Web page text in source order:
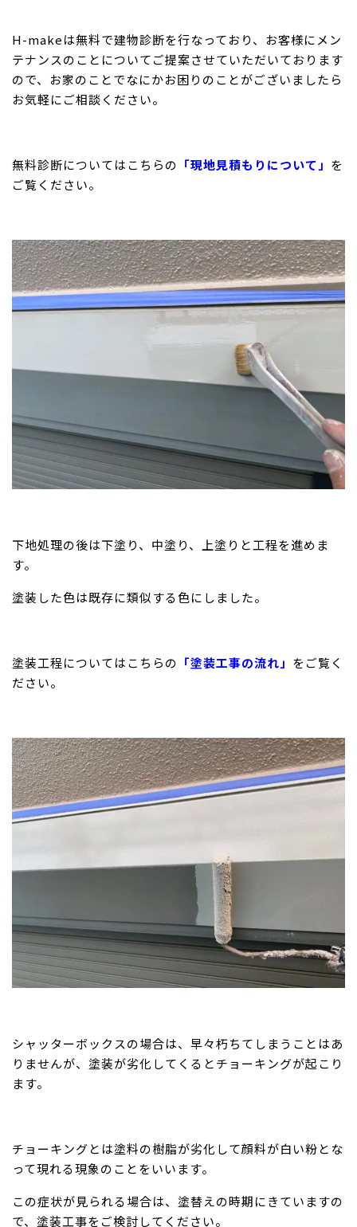
H-makeは無料で建物診断を行なっており、お客様にメン
テナンスのことについてご提案させていただいております
ので、お家のことでなにかお困りのことがございましたら
お気軽にご相談ください。
無料診断についてはこちらの 「現地見積もりについて」 を
ご覧ください。
下地処理の後は下塗り、中塗り、上塗りと工程を進めま
す。
塗装した色は既存に類似する色にしました。
塗装工程についてはこちらの 「塗装工事の流れ」 をご覧く
ださい。
シャッターボックスの場合は、早々朽ちてしまうことはあ
りませんが、塗装が劣化してくるとチョーキングが起こり
ます。
チョーキングとは塗料の樹脂が劣化して顔料が白い粉とな
って現れる現象のことをいいます。
この症状が見られる場合は、塗替えの時期にきていますの
で、塗装工事をご検討してください。